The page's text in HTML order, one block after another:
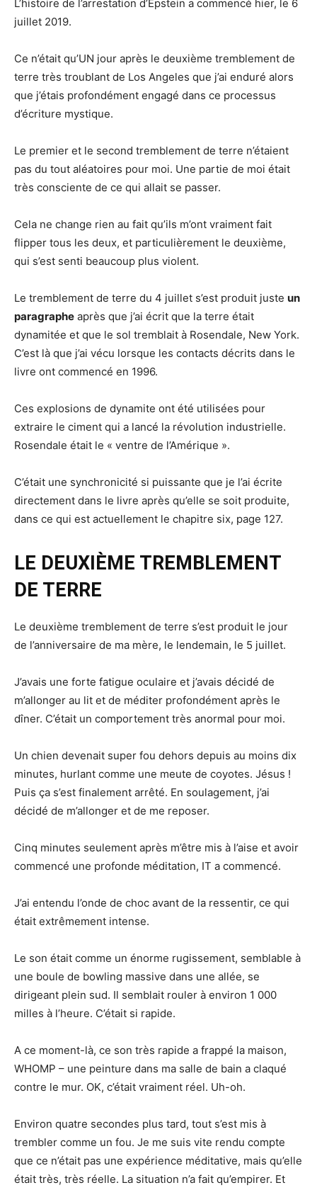
L’histoire de l’arrestation d’Epstein a commencé hier, le 6
juillet 2019.
Ce n’était qu’UN jour après le deuxième tremblement de
terre très troublant de Los Angeles que j’ai enduré alors
que j’étais profondément engagé dans ce processus
d’écriture mystique.
Le premier et le second tremblement de terre n’étaient
pas du tout aléatoires pour moi. Une partie de moi était
très consciente de ce qui allait se passer.
Cela ne change rien au fait qu’ils m’ont vraiment fait
flipper tous les deux, et particulièrement le deuxième,
qui s’est senti beaucoup plus violent.
Le tremblement de terre du 4 juillet s’est produit juste un
paragraphe après que j’ai écrit que la terre était
dynamitée et que le sol tremblait à Rosendale, New York.
C’est là que j’ai vécu lorsque les contacts décrits dans le
livre ont commencé en 1996.
Ces explosions de dynamite ont été utilisées pour
extraire le ciment qui a lancé la révolution industrielle.
Rosendale était le « ventre de l’Amérique ».
C’était une synchronicité si puissante que je l’ai écrite
directement dans le livre après qu’elle se soit produite,
dans ce qui est actuellement le chapitre six, page 127.
LE DEUXIÈME TREMBLEMENT
DE TERRE
Le deuxième tremblement de terre s’est produit le jour
de l’anniversaire de ma mère, le lendemain, le 5 juillet.
J’avais une forte fatigue oculaire et j’avais décidé de
m’allonger au lit et de méditer profondément après le
dîner. C’était un comportement très anormal pour moi.
Un chien devenait super fou dehors depuis au moins dix
minutes, hurlant comme une meute de coyotes. Jésus !
Puis ça s’est finalement arrêté. En soulagement, j’ai
décidé de m’allonger et de me reposer.
Cinq minutes seulement après m’être mis à l’aise et avoir
commencé une profonde méditation, IT a commencé.
J’ai entendu l’onde de choc avant de la ressentir, ce qui
était extrêmement intense.
Le son était comme un énorme rugissement, semblable à
une boule de bowling massive dans une allée, se
dirigeant plein sud. Il semblait rouler à environ 1 000
milles à l’heure. C’était si rapide.
A ce moment-là, ce son très rapide a frappé la maison,
WHOMP – une peinture dans ma salle de bain a claqué
contre le mur. OK, c’était vraiment réel. Uh-oh.
Environ quatre secondes plus tard, tout s’est mis à
trembler comme un fou. Je me suis vite rendu compte
que ce n’était pas une expérience méditative, mais qu’elle
était très, très réelle. La situation n’a fait qu’empirer. Et